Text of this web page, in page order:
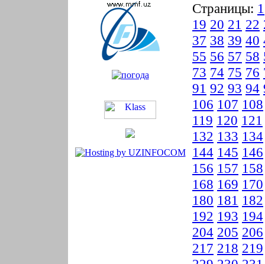
Страницы: 1
19 20 21 22
37 38 39 40
55 56 57 58
73 74 75 76
91 92 93 94
106 107 108
119 120 121
132 133 134
144 145 146
156 157 158
168 169 170
180 181 182
192 193 194
204 205 206
217 218 219